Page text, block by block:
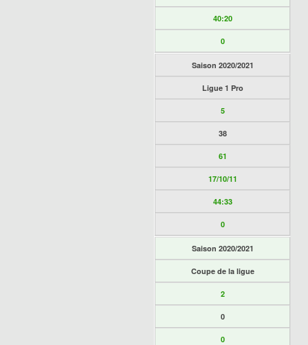
40:20
0
Saison 2020/2021
Ligue 1 Pro
5
38
61
17/10/11
44:33
0
Saison 2020/2021
Coupe de la ligue
2
0
0